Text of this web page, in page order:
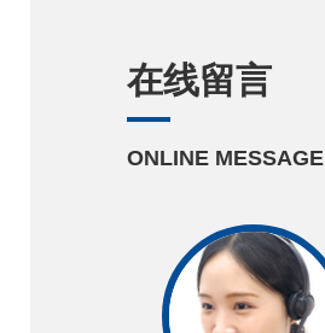
在线留言
ONLINE MESSAGE